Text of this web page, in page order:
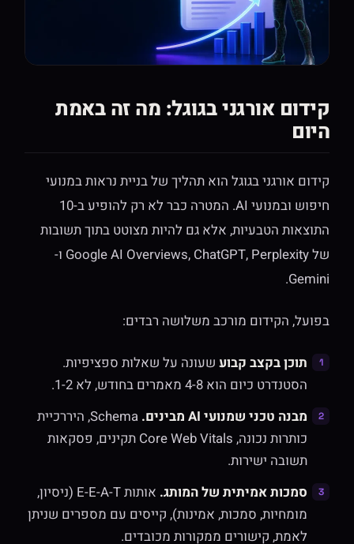
קידום אורגני בגוגל: מה זה באמת
היום
קידום אורגני בגוגל הוא תהליך של בניית נראות במנועי
חיפוש ובמנועי AI. המטרה כבר לא רק להופיע ב-10
התוצאות הטבעיות, אלא גם להיות מצוטט בתוך תשובות
של Google AI Overviews, ChatGPT, Perplexity ו-
Gemini.
בפועל, הקידום מורכב משלושה רבדים:
תוכן בקצב קבועשעונה על שאלות ספציפיות.
הסטנדרט כיום הוא 4-8 מאמרים בחודש, לא 1-2.
מבנה טכני שמנועי AI מבינים.
Schema, היררכיית
כותרות נכונה, Core Web Vitals תקינים, פסקאות
תשובה ישירות.
סמכות אמיתית של המותג.
אותות E-E-A-T (ניסיון,
מומחיות, סמכות, אמינות), קייסים עם מספרים שניתן
לאמת, קישורים ממקורות מכובדים.